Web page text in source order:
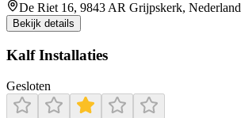
De Riet 16, 9843 AR Grijpskerk, Nederland
Bekijk details
Kalf Installaties
Gesloten